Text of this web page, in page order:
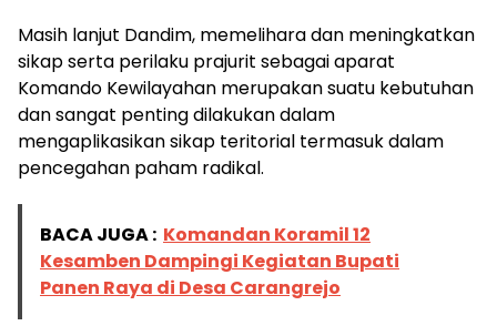
Masih lanjut Dandim, memelihara dan meningkatkan
sikap serta perilaku prajurit sebagai aparat
Komando Kewilayahan merupakan suatu kebutuhan
dan sangat penting dilakukan dalam
mengaplikasikan sikap teritorial termasuk dalam
pencegahan paham radikal.
BACA JUGA : Komandan Koramil 12
Kesamben Dampingi Kegiatan Bupati
Panen Raya di Desa Carangrejo